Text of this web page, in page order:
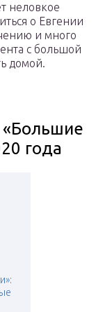
неловкое
о Евгении
и много
с большой
домой.
«Большие
года